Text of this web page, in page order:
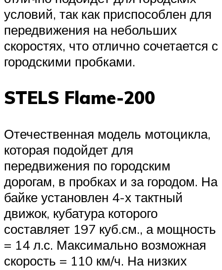
условий, так как приспособлен для
передвижения на небольших
скоростях, что отлично сочетается с
городскими пробками.
STELS Flame-200
Отечественная модель мотоцикла,
которая подойдет для
передвижения по городским
дорогам, в пробках и за городом. На
байке установлен 4-х тактный
движок, кубатура которого
составляет 197 куб.см., а мощность
= 14 л.с. Максимально возможная
скорость = 110 км/ч. На низких